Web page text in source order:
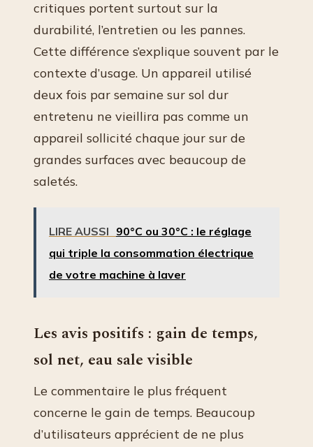
critiques portent surtout sur la
durabilité, l’entretien ou les pannes.
Cette différence s’explique souvent par le
contexte d’usage. Un appareil utilisé
deux fois par semaine sur sol dur
entretenu ne vieillira pas comme un
appareil sollicité chaque jour sur de
grandes surfaces avec beaucoup de
saletés.
LIRE AUSSI 90°C ou 30°C : le réglage
qui triple la consommation électrique
de votre machine à laver
Les avis positifs : gain de temps,
sol net, eau sale visible
Le commentaire le plus fréquent
concerne le gain de temps. Beaucoup
d’utilisateurs apprécient de ne plus